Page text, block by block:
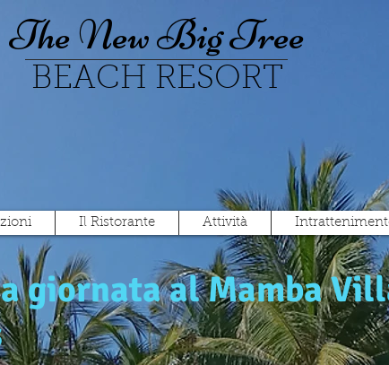
The New Big Tree
BEACH RESORT
Il Ristorante Attività
giornata al Mamba